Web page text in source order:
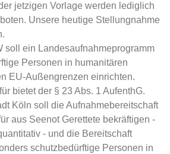
jetzigen Vorlage werden lediglich
Unsere heutige Stellungnahme
soll ein Landesaufnahmeprogramm
Personen in humanitären
EU-Außengrenzen einrichten.
bietet der § 23 Abs. 1 AufenthG.
Köln soll die Aufnahmebereitschaft
aus Seenot Gerettete bekräftigen -
- und die Bereitschaft
schutzbedürftige Personen in